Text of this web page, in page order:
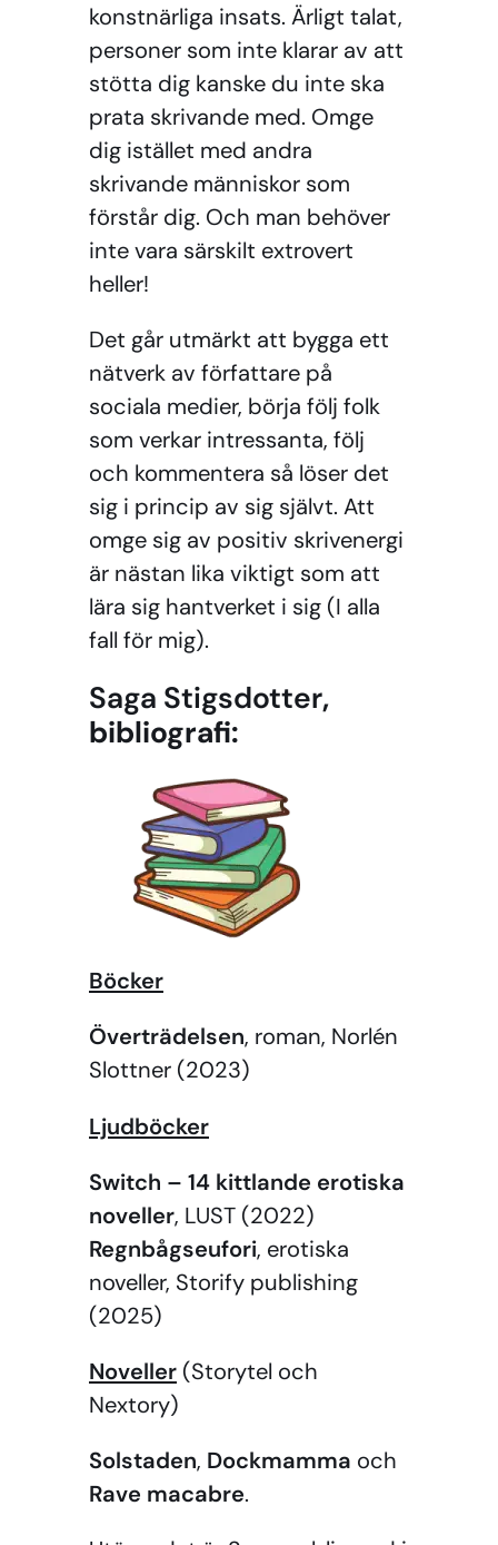
konstnärliga insats. Ärligt talat,
personer som inte klarar av att
stötta dig kanske du inte ska
prata skrivande med. Omge
dig istället med andra
skrivande människor som
förstår dig. Och man behöver
inte vara särskilt extrovert
heller!
Det går utmärkt att bygga ett
nätverk av författare på
sociala medier, börja följ folk
som verkar intressanta, följ
och kommentera så löser det
sig i princip av sig självt. Att
omge sig av positiv skrivenergi
är nästan lika viktigt som att
lära sig hantverket i sig (I alla
fall för mig).
Saga Stigsdotter,
bibliografi:
Böcker
Överträdelsen, roman, Norlén
Slottner (2023)
Ljudböcker
Switch – 14 kittlande erotiska
noveller, LUST (2022)
Regnbågseufori, erotiska
noveller, Storify publishing
(2025)
Noveller (Storytel och
Nextory)
Solstaden, Dockmamma och
Rave macabre.